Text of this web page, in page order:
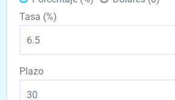
Tasa (%)
Plazo